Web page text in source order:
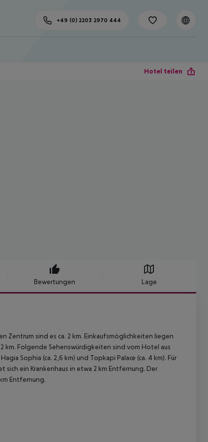
+49 (0) 2203 2970 444
Hotel teilen
Bewertungen Lage
Zentrum sind es ca. 2 km. Einkaufsmöglichkeiten liegen
km. Folgende Sehenswürdigkeiten sind vom Hotel aus
Sophia (ca. 2,6 km) und Topkapi Palace (ca. 4 km). Für
ein Krankenhaus in etwa 2 km Entfernung. Der
Entfernung.